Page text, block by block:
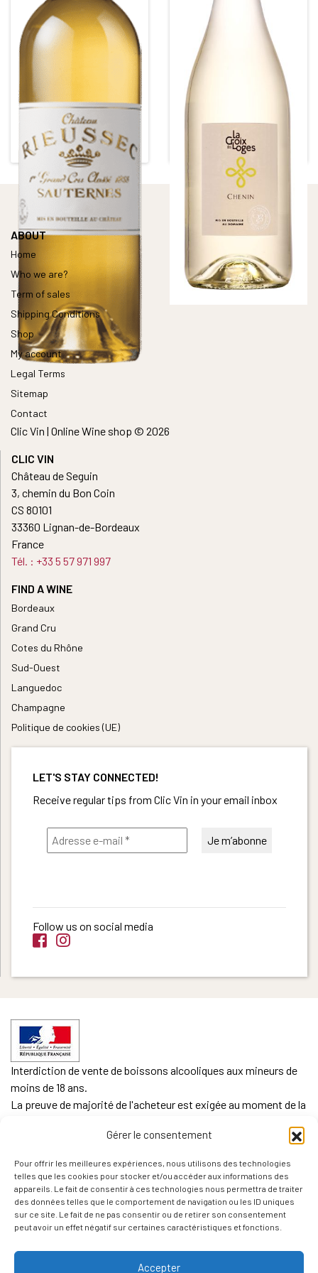
Gérer le consentement
Pour offrir les meilleures expériences, nous utilisons des technologies
telles que les cookies pour stocker et/ou accéder aux informations des
appareils. Le fait de consentir à ces technologies nous permettra de traiter
des données telles que le comportement de navigation ou les ID uniques
sur ce site. Le fait de ne pas consentir ou de retirer son consentement
peut avoir un effet négatif sur certaines caractéristiques et fonctions.
Accepter
CHÂTEAU RIEUSSEC
1er Grand Cru Classé de Sauternes et
Barsac
White • 2017
SAUTERNES
Alcohol content : 14°
CROIX DES LOGES 2022
In 1920, the DEROUET-BONNIN
Loges, in Martigné Briand, in the
heart of Coteaux du […]
ABOUT
Home
Who we are?
Term of sales
Shipping Conditions
Shop
My account
Legal Terms
Sitemap
Contact
Clic Vin | Online Wine shop © 2026
CLIC VIN
Château de Seguin
3, chemin du Bon Coin
CS 80101
33360 Lignan-de-Bordeaux
France
Tél. : +33 5 57 971 997
FIND A WINE
Bordeaux
Grand Cru
Cotes du Rhône
Sud-Ouest
Languedoc
Champagne
Politique de cookies (UE)
LET'S STAY CONNECTED!
Receive regular tips from Clic Vin in your email inbox
Follow us on social media
Interdiction de vente de boissons alcooliques aux mineurs de
moins de 18 ans.
La preuve de majorité de l'acheteur est exigée au moment de la
L'abus d'alcool est dangereux pour la santé. Sachez
consommer avec modération.